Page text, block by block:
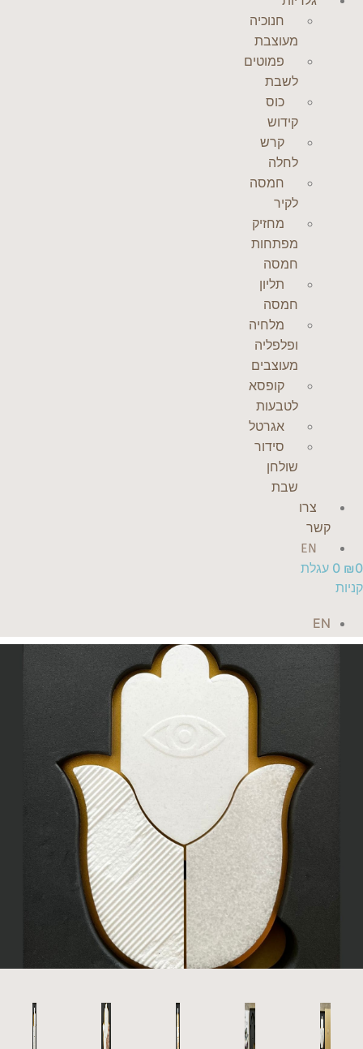
חנוכיה
מעוצבת
פמוטים
לשבת
כוס
קידוש
קרש
לחלה
חמסה
לקיר
מחזיק
מפתחות
חמסה
תליון
חמסה
מלחיה
ופלפליה
מעוצבים
קופסא
לטבעות
אגרטל
סידור
שולחן
שבת
צרו
קשר
EN
₪0
0 עגלת
קניות
EN